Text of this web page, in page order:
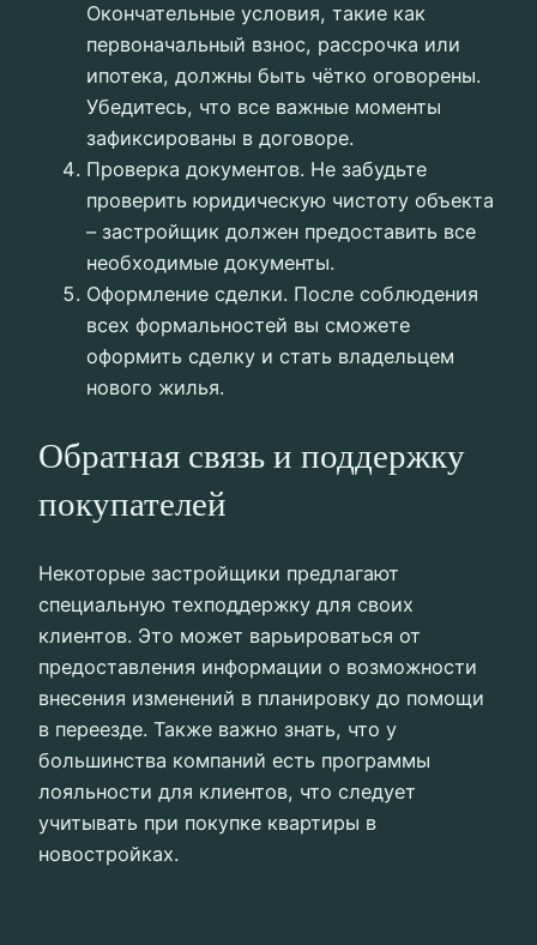
Окончательные условия, такие как
первоначальный взнос, рассрочка или
ипотека, должны быть чётко оговорены.
Убедитесь, что все важные моменты
зафиксированы в договоре.
Проверка документов. Не забудьте
проверить юридическую чистоту объекта
– застройщик должен предоставить все
необходимые документы.
Оформление сделки. После соблюдения
всех формальностей вы сможете
оформить сделку и стать владельцем
нового жилья.
Обратная связь и поддержку
покупателей
Некоторые застройщики предлагают
специальную техподдержку для своих
клиентов. Это может варьироваться от
предоставления информации о возможности
внесения изменений в планировку до помощи
в переезде. Также важно знать, что у
большинства компаний есть программы
лояльности для клиентов, что следует
учитывать при покупке квартиры в
новостройках.